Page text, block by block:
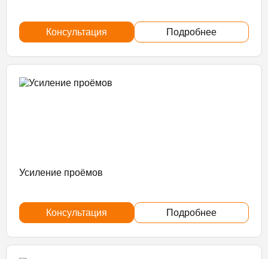
Консультация Подробнее
Усиление проёмов
Консультация Подробнее